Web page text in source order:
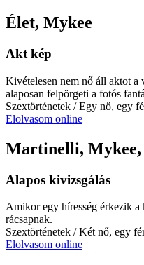
Élet, Mykee
Akt kép
Kivételesen nem nő áll aktot a
alaposan felpörgeti a fotós
Szextörténetek / Egy nő, egy
Elolvasom online
Martinelli,
Alapos kivizsgálás
Amikor egy híresség érkezik a
rácsapnak.
Szextörténetek / Két nő, egy
Elolvasom online